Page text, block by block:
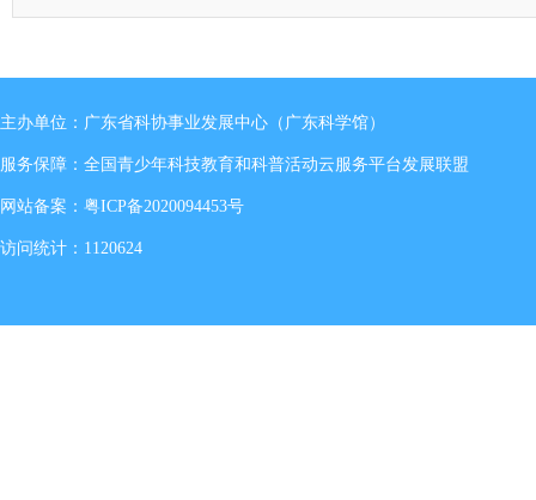
主办单位：广东省科协事业发展中心（广东科学馆）
服务保障：全国青少年科技教育和科普活动云服务平台发展联盟
网站备案： 粤ICP备2020094453号
访问统计：1120624